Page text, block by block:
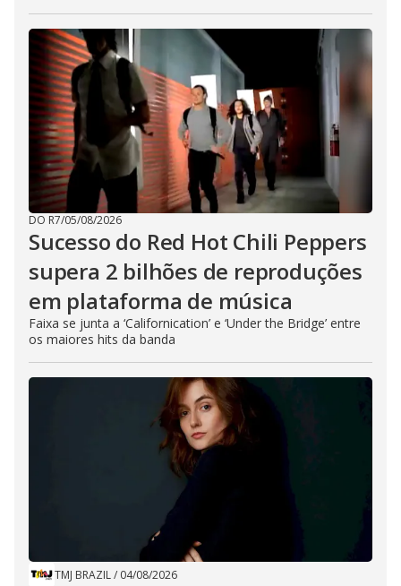
DO R7/05/08/2026
Sucesso do Red Hot Chili Peppers
supera 2 bilhões de reproduções
em plataforma de música
Faixa se junta a ‘Californication’ e ‘Under the Bridge’ entre
os maiores hits da banda
TMJ BRAZIL/ 04/08/2026